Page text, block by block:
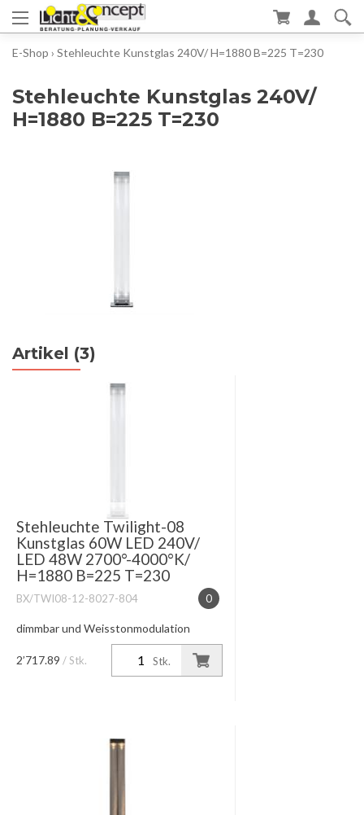
E-Shop › Stehleuchte Kunstglas 240V/ H=1880 B=225 T=230
Stehleuchte Kunstglas 240V/
H=1880 B=225 T=230
Artikel (3)
Stehleuchte Twilight-08
Kunstglas 60W LED 240V/
LED 48W 2700°-4000°K/
H=1880 B=225 T=230
0
BX/TWI08-12-8027-804
dimmbar und Weisstonmodulation
Stk.
2’717.89 / Stk.